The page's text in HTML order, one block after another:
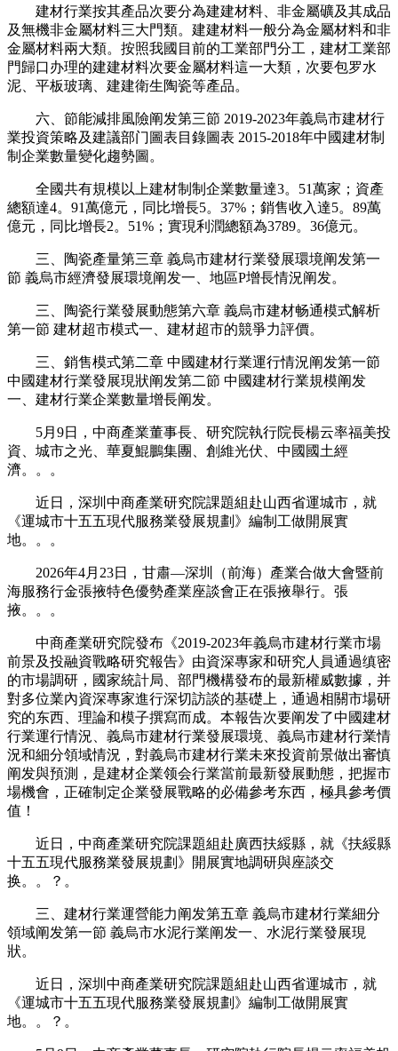
建材行業按其產品次要分為建建材料、非金屬礦及其成品
及無機非金屬材料三大門類。建建材料一般分為金屬材料和非
金屬材料兩大類。按照我國目前的工業部門分工，建材工業部
門歸口办理的建建材料次要金屬材料這一大類，次要包罗水
泥、平板玻璃、建建衛生陶瓷等產品。
六、節能減排風險阐发第三節 2019-2023年義烏市建材行
業投資策略及建議部门圖表目錄圖表 2015-2018年中國建材制
制企業數量變化趨勢圖。
全國共有規模以上建材制制企業數量達3。51萬家；資產
總額達4。91萬億元，同比增長5。37%；銷售收入達5。89萬
億元，同比增長2。51%；實現利潤總額為3789。36億元。
三、陶瓷產量第三章 義烏市建材行業發展環境阐发第一
節 義烏市經濟發展環境阐发一、地區P增長情況阐发。
三、陶瓷行業發展動態第六章 義烏市建材畅通模式解析
第一節 建材超市模式一、建材超市的競爭力評價。
三、銷售模式第二章 中國建材行業運行情況阐发第一節
中國建材行業發展現狀阐发第二節 中國建材行業規模阐发
一、建材行業企業數量增長阐发。
5月9日，中商產業董事長、研究院執行院長楊云率福美投
資、城市之光、華夏鯤鵬集團、創維光伏、中國國土經
濟。。。
近日，深圳中商產業研究院課題組赴山西省運城市，就
《運城市十五五現代服務業發展規劃》編制工做開展實
地。。。
2026年4月23日，甘肅—深圳（前海）產業合做大會暨前
海服務行金張掖特色優勢產業座談會正在張掖舉行。張
掖。。。
中商產業研究院發布《2019-2023年義烏市建材行業市場
前景及投融資戰略研究報告》由資深專家和研究人員通過缜密
的市場調研，國家統計局、部門機構發布的最新權威數據，并
對多位業內資深專家進行深切訪談的基礎上，通過相關市場研
究的东西、理論和模子撰寫而成。本報告次要阐发了中國建材
行業運行情況、義烏市建材行業發展環境、義烏市建材行業情
況和細分領域情況，對義烏市建材行業未來投資前景做出審慎
阐发與預測，是建材企業领会行業當前最新發展動態，把握市
場機會，正確制定企業發展戰略的必備參考东西，極具參考價
值！
近日，中商產業研究院課題組赴廣西扶綏縣，就《扶綏縣
十五五現代服務業發展規劃》開展實地調研與座談交
换。。？。
三、建材行業運營能力阐发第五章 義烏市建材行業細分
領域阐发第一節 義烏市水泥行業阐发一、水泥行業發展現
狀。
近日，深圳中商產業研究院課題組赴山西省運城市，就
《運城市十五五現代服務業發展規劃》編制工做開展實
地。。？。